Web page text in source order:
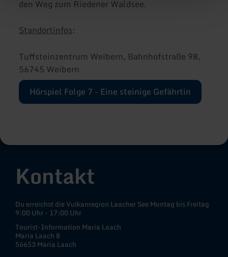
den Weg zum Riedener Waldsee.
Standortinfos:
Tuffsteinzentrum Weibern, Bahnhofstraße 98,
56745 Weibern
Hörspiel Folge 7 - Eine steinige Gefährtin
Kontakt
Du erreichst die Vulkanregion Laacher See Montag bis Freitag
9:00 Uhr - 17:00 Uhr
Tourist-Information Maria Laach
Maria Laach 8
56653 Maria Laach